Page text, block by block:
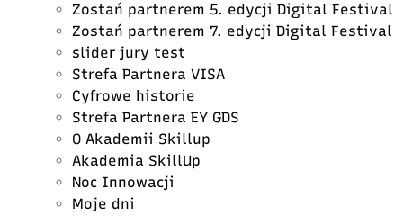
Zostań partnerem 5. edycji Digital Festival
Zostań partnerem 7. edycji Digital Festival
slider jury test
Strefa Partnera VISA
Cyfrowe historie
Strefa Partnera EY GDS
O Akademii Skillup
Akademia SkillUp
Noc Innowacji
Moje dni